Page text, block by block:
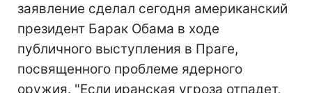
заявление сделал сегодня американский
президент Барак Обама в ходе
публичного выступления в Праге,
посвященного проблеме ядерного
оружия. "Если иранская угроза отпадет,